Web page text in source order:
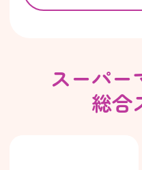
スーパー
総合